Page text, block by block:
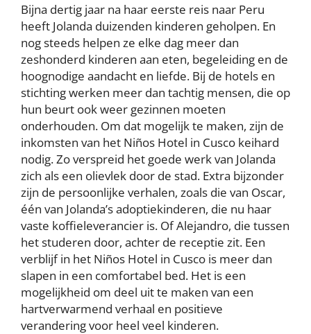
Bijna dertig jaar na haar eerste reis naar Peru
heeft Jolanda duizenden kinderen geholpen. En
nog steeds helpen ze elke dag meer dan
zeshonderd kinderen aan eten, begeleiding en de
hoognodige aandacht en liefde. Bij de hotels en
stichting werken meer dan tachtig mensen, die op
hun beurt ook weer gezinnen moeten
onderhouden. Om dat mogelijk te maken, zijn de
inkomsten van het Niños Hotel in Cusco keihard
nodig. Zo verspreid het goede werk van Jolanda
zich als een olievlek door de stad. Extra bijzonder
zijn de persoonlijke verhalen, zoals die van Oscar,
één van Jolanda’s adoptiekinderen, die nu haar
vaste koffieleverancier is. Of Alejandro, die tussen
het studeren door, achter de receptie zit. Een
verblijf in het Niños Hotel in Cusco is meer dan
slapen in een comfortabel bed. Het is een
mogelijkheid om deel uit te maken van een
hartverwarmend verhaal en positieve
verandering voor heel veel kinderen.